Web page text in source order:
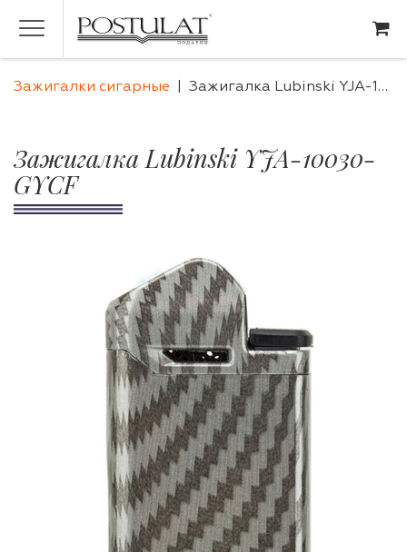
Зажигалки сигарные Зажигалка Lubinski YJA-10030-GUCF
Зажигалка Lubinski YJA-10030-
GYCF